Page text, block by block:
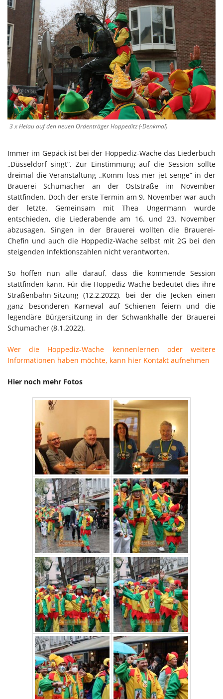
3 x Helau auf den neuen Ordenträger Hoppeditz (-Denkmal)
Immer im Gepäck ist bei der Hoppediz-Wache das Liederbuch
„Düsseldorf singt“. Zur Einstimmung auf die Session sollte
dreimal die Veranstaltung „Komm loss mer jet senge“ in der
Brauerei Schumacher an der Oststraße im November
stattfinden. Doch der erste Termin am 9. November war auch
der letzte. Gemeinsam mit Thea Ungermann wurde
entschieden, die Liederabende am 16. und 23. November
abzusagen. Singen in der Brauerei wollten die Brauerei-
Chefin und auch die Hoppediz-Wache selbst mit 2G bei den
steigenden Infektionszahlen nicht verantworten.
So hoffen nun alle darauf, dass die kommende Session
stattfinden kann. Für die Hoppediz-Wache bedeutet dies ihre
Straßenbahn-Sitzung (12.2.2022), bei der die Jecken einen
ganz besonderen Karneval auf Schienen feiern und die
legendäre Bürgersitzung in der Schwankhalle der Brauerei
Schumacher (8.1.2022).
Wer die Hoppediz-Wache kennenlernen oder weitere
Informationen haben möchte, kann hier Kontakt aufnehmen
Hier noch mehr Fotos